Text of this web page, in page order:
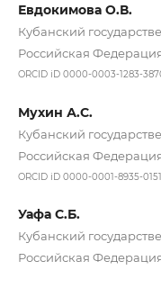
Евдокимова О.В.
Кубанский
Российская
ORCID iD 0000-0003-1283-
Мухин А.С.
Кубанский
Российская
ORCID iD 0000-0001-8935-0151
Уафа С.Б.
Кубанский
Российская